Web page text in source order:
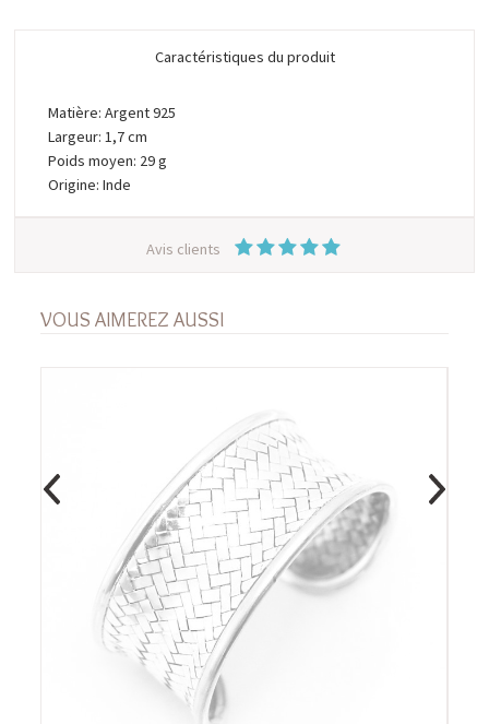
Caractéristiques du produit
Matière: Argent 925
Largeur: 1,7 cm
Poids moyen: 29 g
Origine: Inde
Avis clients
VOUS AIMEREZ AUSSI